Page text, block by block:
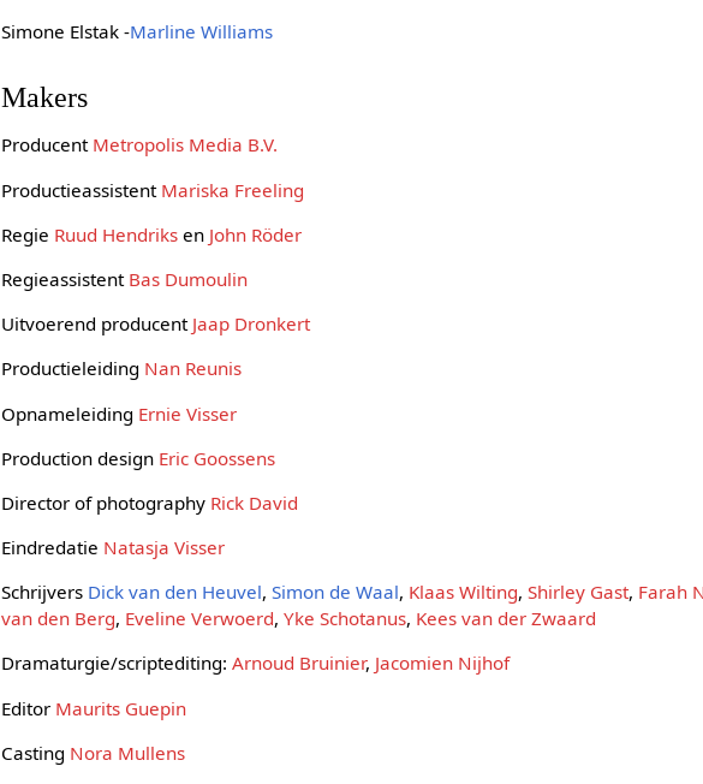
Simone Elstak -Marline Williams
Makers
Producent Metropolis Media B.V.
Productieassistent Mariska Freeling
Regie Ruud Hendriks en John Röder
Regieassistent Bas Dumoulin
Uitvoerend producent Jaap Dronkert
Productieleiding Nan Reunis
Opnameleiding Ernie Visser
Production design Eric Goossens
Director of photography Rick David
Eindredatie Natasja Visser
Schrijvers Dick van den Heuvel,Simon de Waal, Klaas Wilting,Shirley Gast, Farah
van den Berg, Eveline Verwoerd,Yke Schotanus, Kees van der Zwaard
Dramaturgie/scriptediting:Arnoud Bruinier, Jacomien Nijhof
Editor Maurits Guepin
Casting Nora Mullens